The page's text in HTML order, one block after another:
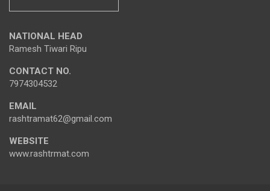
NATIONAL HEAD
Ramesh Tiwari Ripu
CONTACT NO.
7974304532
EMAIL
rashtramat62@gmail.com
WEBSITE
www.rashtrmat.com